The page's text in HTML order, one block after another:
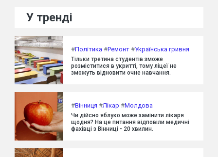
У тренді
#Політика #Ремонт #Українська гривня
Тільки третина студентів зможе
розміститися в укритті, тому ліцеї не
зможуть відновити очне навчання.
#Вінниця #Лікар #Молдова
Чи дійсно яблуко може замінити лікаря
щодня? На це питання відповіли медичні
фахівці з Вінниці - 20 хвилин.